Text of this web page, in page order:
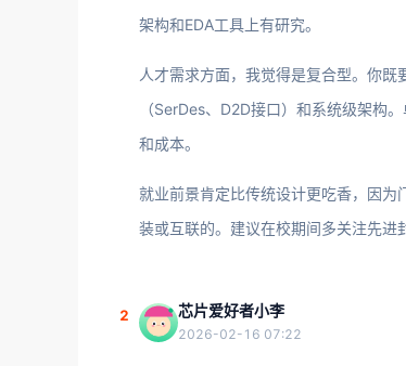
架构和EDA工具上有研究。
人才需求方面，我觉得是复合型。你
（SerDes、D2D接口）和系统级架构
和成本。
就业前景肯定比传统设计更吃香，因
装或互联的。建议在校期间多关注先进
2 芯片爱好者小李
2026-02-16 07:22